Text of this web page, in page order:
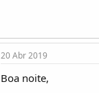
20 Abr 2019
Boa noite,